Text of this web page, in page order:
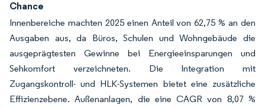
Chance
Innenbereiche machten 2025 einen Anteil von 62,75 % an den
Ausgaben aus, da Büros, Schulen und Wohngebäude die
ausgeprägtesten Gewinne bei Energieeinsparungen und
Sehkomfort verzeichneten. Die Integration mit
Zugangskontroll- und HLK-Systemen bietet eine zusätzliche
Effizienzebene. Außenanlagen, die eine CAGR von 8,07 %